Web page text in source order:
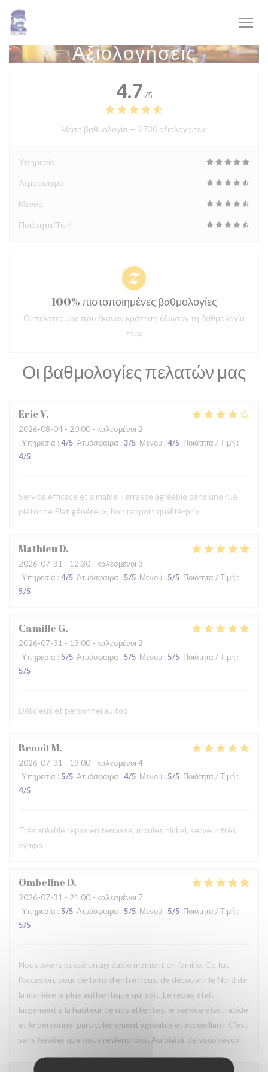
Πίνακας διαχείρισης "Μπισκότων" (Cookies)
Αξιολογήσεις
Οι βαθμολογίες πελατών μας
EricV
2026-08-04 - 20:00 - καλεσμένοι 2
Υπηρεσία : 4/5 Ατμόσφαιρα : 3/5 Μενού : 4/5 Ποιότητα / Τιμή :
4/5
Service efficace et aimable Terrasse agréable dans une rue
piétonne Plat généreux, bon rapport qualité-prix
MathieuD
2026-07-31 - 12:30 - καλεσμένοι 3
Υπηρεσία : 4/5 Ατμόσφαιρα : 5/5 Μενού : 5/5 Ποιότητα / Τιμή :
5/5
Camille G
2026-07-31 - 13:00 - καλεσμένοι 2
Υπηρεσία : 5/5 Ατμόσφαιρα : 5/5 Μενού : 5/5 Ποιότητα / Τιμή :
5/5
Délicieux et personnel au top
BenoitM
2026-07-31 - 19:00 - καλεσμένοι 4
Υπηρεσία : 5/5 Ατμόσφαιρα : 4/5 Μενού : 5/5 Ποιότητα / Τιμή :
4/5
Très aréable repas en terrasse, moules nickel, serveur très
sympa
OmbelineD
2026-07-31 - 21:00 - καλεσμένοι 7
Υπηρεσία : 5/5 Ατμόσφαιρα : 5/5 Μενού : 5/5 Ποιότητα / Τιμή :
5/5
Nous avons passé un agréable moment en famille. Ce fut
l’occasion, pour certains d’entre nous, de découvrir le Nord de
la manière la plus authentique qui soit. Le repas était
largement à la hauteur de nos attentes, le service était rapide
et le personnel particulièrement agréable et accueillant. C’est
sans hésiter que nous reviendrons. Au plaisir de vous revoir !
4.7 /5
Μέση βαθμολογία — 2730 αξιολογήσεις
Υπηρεσία
Ατμόσφαιρα
Μενού
Ποιότητα/Τιμή
100% πιστοποιημένες βαθμολογίες
Οι πελάτες μας που έκαναν κράτηση έδωσαν τη βαθμολογία
τους